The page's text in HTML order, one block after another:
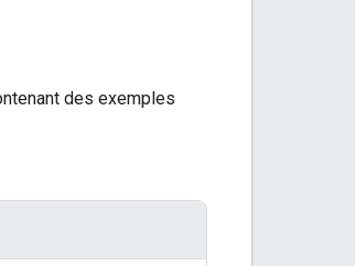
des exemples